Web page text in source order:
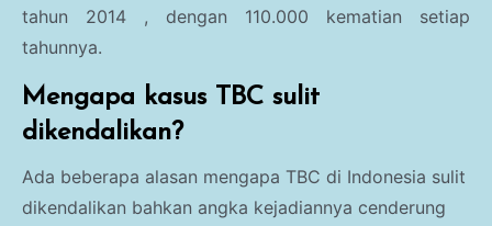
tahun 2014 , dengan 110.000 kematian setiap
tahunnya.
Mengapa kasus TBC sulit
dikendalikan?
Ada beberapa alasan mengapa TBC di Indonesia sulit
dikendalikan bahkan angka kejadiannya cenderung